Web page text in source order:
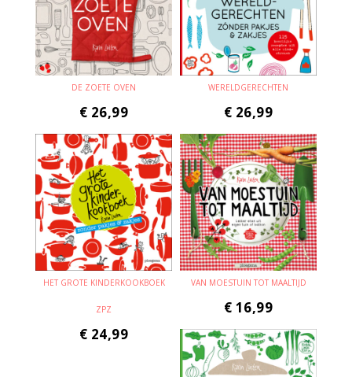
DE ZOETE OVEN
€ 26,99
WERELDGERECHTEN
€ 26,99
HET GROTE KINDERKOOKBOEK
ZPZ
€ 24,99
VAN MOESTUIN TOT MAALTIJD
€ 16,99